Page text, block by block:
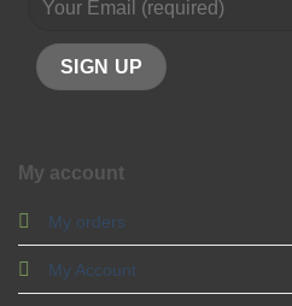
My account
My orders
My Account